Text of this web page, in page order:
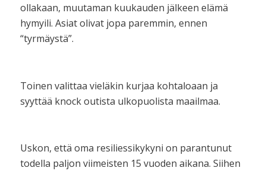
ollakaan, muutaman kuukauden jälkeen elämä
hymyili. Asiat olivat jopa paremmin, ennen
“tyrmäystä”.
Toinen valittaa vieläkin kurjaa kohtaloaan ja
syyttää knock outista ulkopuolista maailmaa.
Uskon, että oma resiliessikykyni on parantunut
todella paljon viimeisten 15 vuoden aikana. Siihen